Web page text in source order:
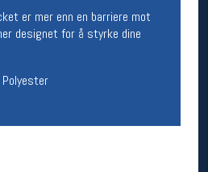
er mer enn en barriere mot
designet for å styrke dine